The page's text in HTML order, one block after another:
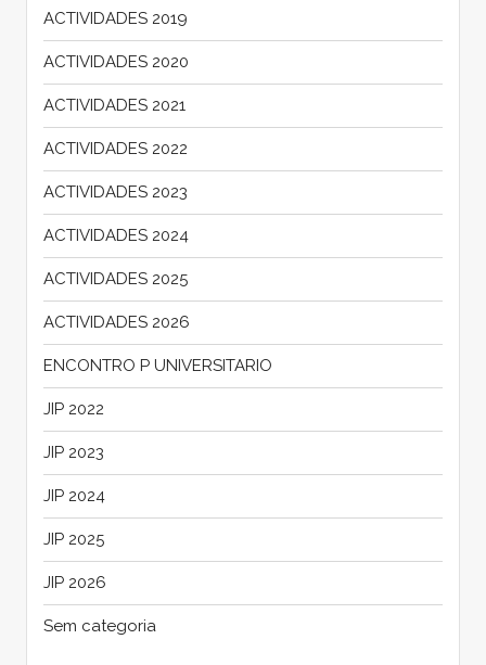
ACTIVIDADES 2019
ACTIVIDADES 2020
ACTIVIDADES 2021
ACTIVIDADES 2022
ACTIVIDADES 2023
ACTIVIDADES 2024
ACTIVIDADES 2025
ACTIVIDADES 2026
ENCONTRO P UNIVERSITARIO
JIP 2022
JIP 2023
JIP 2024
JIP 2025
JIP 2026
Sem categoria